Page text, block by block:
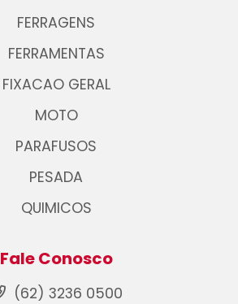
FERRAGENS
FERRAMENTAS
FIXACAO GERAL
MOTO
PARAFUSOS
PESADA
QUIMICOS
Fale Conosco
(62) 3236 0500